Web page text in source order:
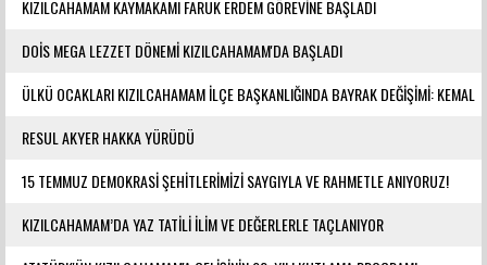
KIZILCAHAMAM KAYMAKAMI FARUK ERDEM GÖREVİNE BAŞLADI
DOİS MEGA LEZZET DÖNEMİ KIZILCAHAMAM'DA BAŞLADI
ÜLKÜ OCAKLARI KIZILCAHAMAM İLÇE BAŞKANLIĞINDA BAYRAK DEĞİŞİMİ: KEMAL
YILMAZ GÖREVE ATANDI
RESUL AKYER HAKKA YÜRÜDÜ
15 TEMMUZ DEMOKRASİ ŞEHİTLERİMİZİ SAYGIYLA VE RAHMETLE ANIYORUZ!
KIZILCAHAMAM’DA YAZ TATİLİ İLİM VE DEĞERLERLE TAÇLANIYOR